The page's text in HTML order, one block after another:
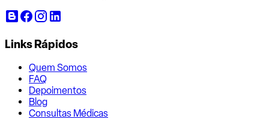
Links Rápidos
Quem Somos
FAQ
Depoimentos
Blog
Consultas Médicas